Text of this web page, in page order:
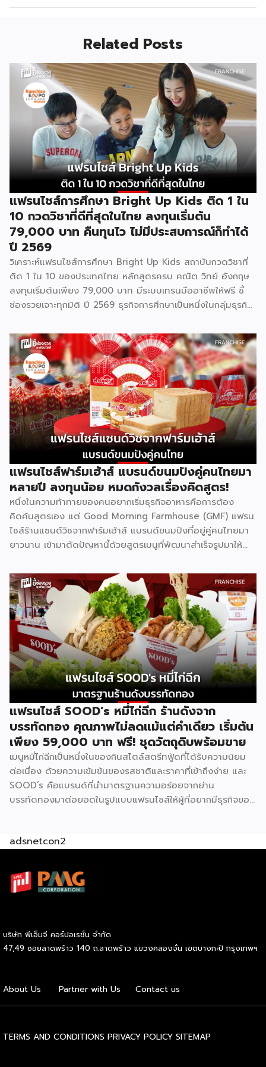
Related Posts
แฟรนไชส์การศึกษา Bright Up Kids ติด 1 ใน
10 กวดวิชาที่ดีที่สุดในไทย ลงทุนเริ่มต้น
79,000 บาท คืนทุนไว ไม่มีประสบการณ์ก็ทำได้
ปี 2569
วิเคราะห์แฟรนไชส์การศึกษา Bright Up Kids สถาบันกวดวิชาที่
ติด 1 ใน 10 ของประเทศไทย หลักสูตรครบ คณิต วิทย์ อังกฤษ
ลงทุนเริ่มต้นเพียง 79,000 บาท มีระบบเทรนมืออาชีพให้ฟรี ชี้
ช่องรวยเจาะทุกมิติ ปี 2569 ธุรกิจการศึกษาเป็นหนึ่งในกลุ่มธุรกิจ
ปกครองไทยให้ความสำคัญกับการเรียนของลูกหลานเสมอ และ
Bright Up Kids คือแบรนด์แฟรนไชส์การศึกษาที่เข้ามาตอบ
โจทย์นี้ ด้วยหลักสูตรที่ได้รับการยอมรับว่าติด 1 ใน 10 กวดวิชาที่
ดีที่สุดในประเทศไทย จุดเด่นสำคัญคืองบลงทุนเริ่มต้นเพียง
79,000 บาท พร้อมระบบเทรนแบบมืออาชีพให้ฟรี ทำให้ผู้ที่ไม่มี
ประสบการณ์ด้านการสอนมาก่อนก็สามารถเป็นเจ้าของธุรกิจกวด
วิชาได้ รู้จัก Bright Up Kids ก่อนตัดสินใจ Bright Up Kids
เป็นแฟรนไชส์การศึกษาที่มีหลักสูตรครบ จบที่เดียว ครอบคลุม
วิชาหลักอย่างคณิตศาสตร์ วิทยาศาสตร์ และภาษาอังกฤษ ซึ่งเป็น
วิชาที่ผู้ปกครองส่วนใหญ่ให้ความสำคัญที่สุดในการติวเสริมให้ลูก
จุดแข็งที่ทำให้แบรนด์ได้รับความเชื่อถือคือการติดอันดับ 1 ใน 10
[…]
แฟรนไชส์ฟาร์มเฮ้าส์ แบรนด์ขนมปังคู่คนไทยมา
หลายปี ลงทุนน้อย หมดกังวลเรื่องคิดสูตร!
หนึ่งในความท้าทายของคนอยากเริ่มธุรกิจอาหารคือการต้อง
คิดค้นสูตรเอง แต่ Good Morning Farmhouse (GMF) แฟรน
ไชส์ร้านแซนด์วิชจากฟาร์มเฮ้าส์ แบรนด์ขนมปังที่อยู่คู่คนไทยมา
ยาวนาน เข้ามาตัดปัญหานี้ด้วยสูตรเมนูที่พัฒนาสำเร็จรูปมาให้
GMF คือการลงทุนที่ไม่สูง ไม่ต้องกังวลเรื่องการคิดสูตรอาหาร
เพราะทุกอย่างมีมาตรฐานจากฟาร์มเฮ้าส์รองรับอยู่แล้ว เหมาะกับ
ผู้ที่อยากมีธุรกิจของตัวเองแต่ไม่มีพื้นฐานด้านการทำอาหาร รู้จัก
Good Morning Farmhouse ก่อนตัดสินใจ Good Morning
Farmhouse เป็นโครงการแฟรนไชส์ภายใต้บริษัทฟาร์มเฮ้าส์ ที่
เปิดโอกาสให้ผู้สนใจมีธุรกิจเป็นของตัวเอง ประกอบการได้ในเวลา
สั้นๆ โดยผู้ร่วมค้าจะได้รับสิทธิ์พิเศษในการซื้อส่วนผสมแซนด์วิช
สูตรเฉพาะจากฟาร์มเฮ้าส์โดยตรง พร้อมการสนับสนุนด้าน
อุปกรณ์ วัตถุดิบ และการอบรมทักษะการทำแซนด์วิชอย่างถูกวิธี
ตามหลักสุขาภิบาลและอนามัย เมนูของแบรนด์มีให้เลือกถึง 8 ไส้
ได้แก่ แซนด์วิชโฮลวีตไส้แฮมหมูหยอง ไส้แฮม ไส้ปูอัด ไส้ไข่ดาว
หมูหยองพริกเผา ไส้เทสตี้แฮม ไส้ทูน่าหมูหยอง ไส้ทูน่า และไส้
หมูหยองพริกเผา ครอบคลุมทั้งรสชาติคลาสสิกและรสชาติที่คน
ไทยคุ้นเคย ปรัชญาสำคัญที่ผู้ร่วมค้าต้องยึดถือคือ “แซนด์วิชมี
คุณภาพ ใหม่ สด สะอาด อร่อย” ภายใต้มาตรฐานของฟาร์มเฮ้าส์
ปัจจุบัน GMF ได้รับความนิยมกระจายอยู่ทั่วกรุงเทพฯ และ
ปริมณฑล […]
แฟรนไชส์ SOOD’s หมี่ไก่ฉีก ร้านดังจาก
บรรทัดทอง คุณภาพไม่ลดแม้แต่คำเดียว เริ่มต้น
เพียง 59,000 บาท ฟรี! ชุดวัตถุดิบพร้อมขาย
เมนูหมี่ไก่ฉีกเป็นหนึ่งในของกินสไตล์สตรีทฟู้ดที่ได้รับความนิยม
ต่อเนื่อง ด้วยความเข้มข้นของรสชาติและราคาที่เข้าถึงง่าย และ
SOOD’s คือแบรนด์ที่นำมาตรฐานความอร่อยจากย่าน
บรรทัดทองมาต่อยอดในรูปแบบแฟรนไชส์ให้ผู้ที่อยากมีธุรกิจของ
ทางการ เริ่มต้นเพียง 59,000 บาท ก็สามารถเปิดขายได้ทันที
ก่อนตัดสินใจ จุดขายหลักของ SOOD’s คือความอร่อยแบบต้น
ตำรับ มาตรฐานเดียวกับร้านดังจากบรรทัดทอง แต่นำมาปรับให้
กล่องมีรสชาติสม่ำเสมอไม่ว่าจะสั่งจากสาขาไหน เมนูของแบรนด์
เน้นความเรียบง่ายแต่จัดเต็มด้านรสชาติ ได้แก่ หมี่ไก่ฉีก ไซส์ S
ราคา 69 บาท และไซส์ M ราคา 85 บาท หมี่ไก่แซ่บไซส์ M ราคา
นุ่มกำลังดี เนื้อไก่ฉีกแน่น หมูย่างหอมฉ่ำ […]
adsnetcon2
บริษัท พีเอ็มจี คอร์ปอเรชั่น จำกัด
47,49 ซอยลาดพร้าว 140 ถ.ลาดพร้าว แขวงคลองจั่น เขตบางกะปิ กรุงเทพฯ
About Us Partner with Us Contact us
TERMS AND CONDITIONS PRIVACY POLICY SITEMAP